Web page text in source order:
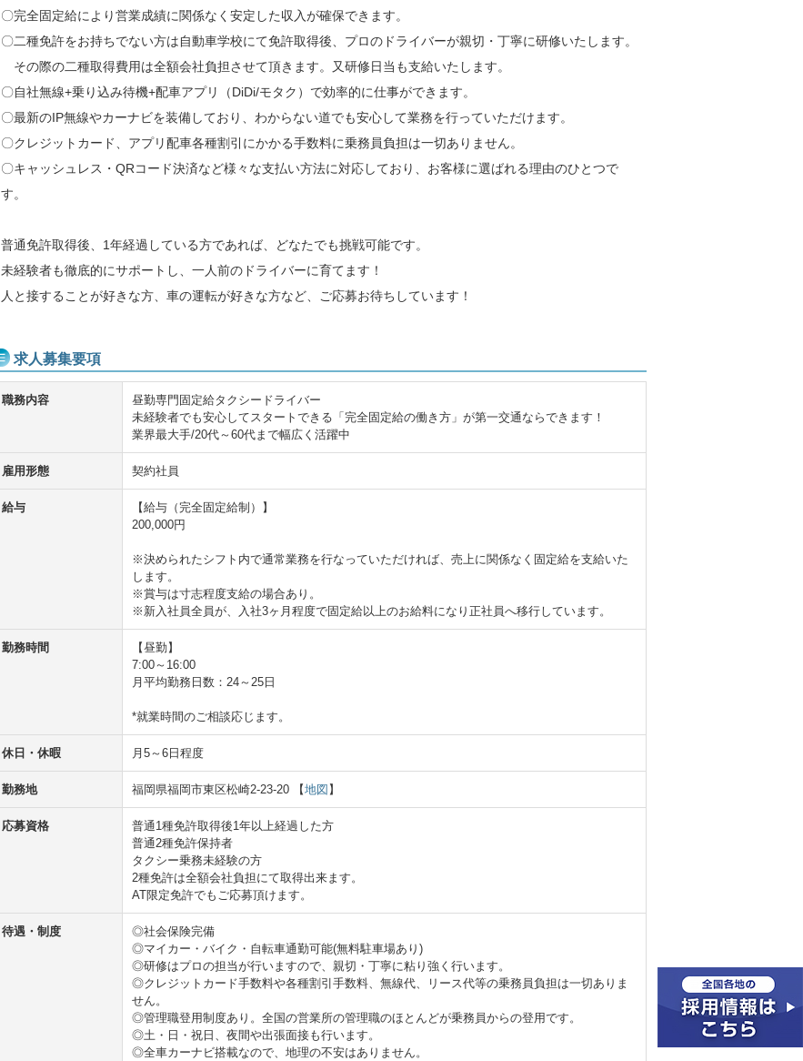
〇完全固定給により営業成績に関係なく安定した収入が確保できます。
〇二種免許をお持ちでない方は自動車学校にて免許取得後、プロのドライバーが親切・丁寧に研修いたします。
その際の二種取得費用は全額会社負担させて頂きます。又研修日当も支給いたします。
〇自社無線+乗り込み待機+配車アプリ（DiDi/モタク）で効率的に仕事ができます。
〇最新のIP無線やカーナビを装備しており、わからない道でも安心して業務を行っていただけます。
〇クレジットカード、アプリ配車各種割引にかかる手数料に乗務員負担は一切ありません。
〇キャッシュレス・QRコード決済など様々な支払い方法に対応しており、お客様に選ばれる理由のひとつで
す。
普通免許取得後、1年経過している方であれば、どなたでも挑戦可能です。
未経験者も徹底的にサポートし、一人前のドライバーに育てます！
人と接することが好きな方、車の運転が好きな方など、ご応募お待ちしています！
求人募集要項
職務内容
昼勤専門固定給タクシードライバー
未経験者でも安心してスタートできる「完全固定給の働き方」が第一交通ならできます！
業界最大手/20代～60代まで幅広く活躍中
雇用形態 契約社員
給与
【給与（完全固定給制）】
200,000円
※決められたシフト内で通常業務を行なっていただければ、売上に関係なく固定給を支給いた
します。
※賞与は寸志程度支給の場合あり。
※新入社員全員が、入社3ヶ月程度で固定給以上のお給料になり正社員へ移行しています。
勤務時間
【昼勤】
7:00～16:00
月平均勤務日数：24～25日
*就業時間のご相談応じます。
休日・休暇 月5～6日程度
勤務地 福岡県福岡市東区松崎2-23-20 【地図 】
応募資格
普通1種免許取得後1年以上経過した方
普通2種免許保持者
タクシー乗務未経験の方
2種免許は全額会社負担にて取得出来ます。
AT限定免許でもご応募頂けます。
待遇・制度
◎社会保険完備
◎マイカー・バイク・自転車通勤可能(無料駐車場あり)
◎研修はプロの担当が行いますので、親切・丁寧に粘り強く行います。
◎クレジットカード手数料や各種割引手数料、無線代、リース代等の乗務員負担は一切ありま
せん。
◎管理職登用制度あり。全国の営業所の管理職のほとんどが乗務員からの登用です。
◎土・日・祝日、夜間や出張面接も行います。
◎全車カーナビ搭載なので、地理の不安はありません。